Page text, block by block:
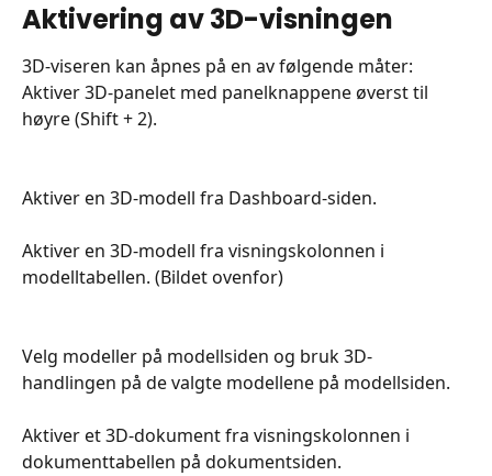
Aktivering av 3D-visningen
3D-viseren kan åpnes på en av følgende måter:
Aktiver 3D-panelet med panelknappene øverst til
høyre (Shift + 2).
Aktiver en 3D-modell fra Dashboard-siden.
Aktiver en 3D-modell fra visningskolonnen i
modelltabellen. (Bildet ovenfor)
Velg modeller på modellsiden og bruk 3D-
handlingen på de valgte modellene på modellsiden.
Aktiver et 3D-dokument fra visningskolonnen i
dokumenttabellen på dokumentsiden.